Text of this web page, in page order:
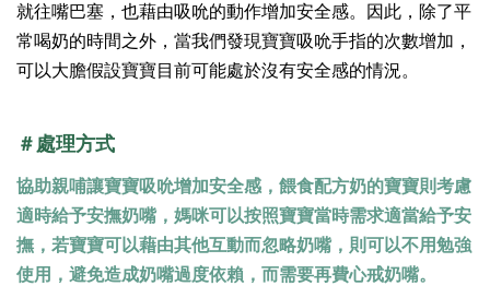
就往嘴巴塞，也藉由吸吮的動作增加安全感。因此，除了平
常喝奶的時間之外，當我們發現寶寶吸吮手指的次數增加，
可以大膽假設寶寶目前可能處於沒有安全感的情況。
＃處理方式
協助親哺讓寶寶吸吮增加安全感，餵食配方奶的寶寶則考慮
適時給予安撫奶嘴，媽咪可以按照寶寶當時需求適當給予安
撫，若寶寶可以藉由其他互動而忽略奶嘴，則可以不用勉強
使用，避免造成奶嘴過度依賴，而需要再費心戒奶嘴。